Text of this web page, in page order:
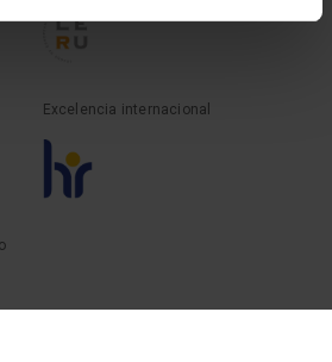
Excelencia internacional